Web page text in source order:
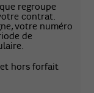
regroupe
contrat.
votre numéro
de
hors forfait